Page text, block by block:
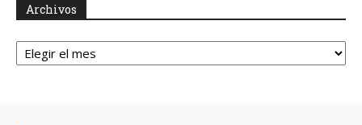
Archivos
Archivos